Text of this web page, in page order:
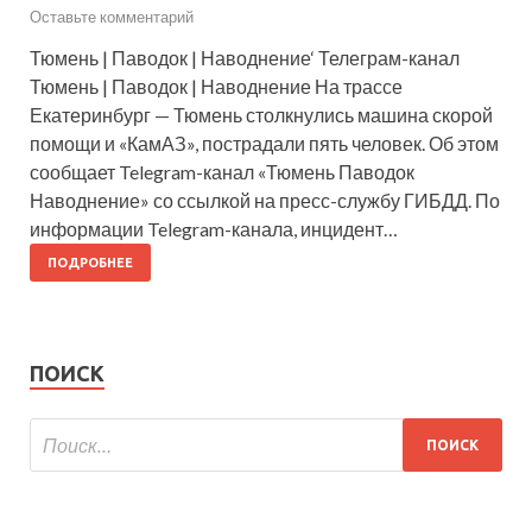
Оставьте комментарий
Тюмень | Паводок | Наводнение‘ Телеграм-канал
Тюмень | Паводок | Наводнение На трассе
Екатеринбург — Тюмень столкнулись машина скорой
помощи и «КамАЗ», пострадали пять человек. Об этом
сообщает Telegram-канал «Тюмень Паводок
Наводнение» со ссылкой на пресс-службу ГИБДД. По
информации Telegram-канала, инцидент…
ПОДРОБНЕЕ
ПОИСК